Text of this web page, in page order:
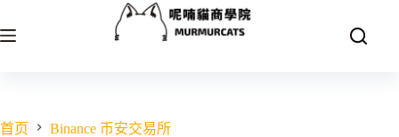
至
首页 Binance 币安交易所